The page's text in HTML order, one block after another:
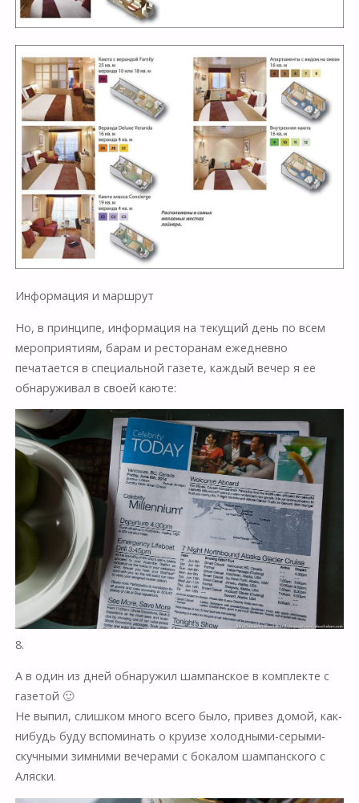
Информация и маршрут
Но, в принципе, информация на текущий день по всем
мероприятиям, барам и ресторанам ежедневно
печатается в специальной газете, каждый вечер я ее
обнаруживал в своей каюте:
8.
А в один из дней обнаружил шампанское в комплекте с
газетой 🙂
Не выпил, слишком много всего было, привез домой, как-
нибудь буду вспоминать о круизе холодными-серыми-
скучными зимними вечерами с бокалом шампанского с
Аляски.